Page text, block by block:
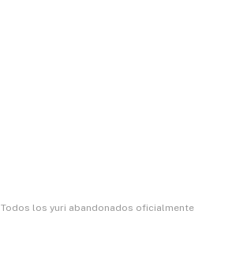
Todos los yuri abandonados oficialmente